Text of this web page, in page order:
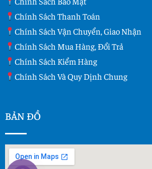
Chính Sách Thanh Toán
Chính Sách Vận Chuyển, Giao Nhận
Chính Sách Mua Hàng, Đổi Trả
Chính Sách Kiểm Hàng
Chính Sách Và Quy Dịnh Chung
BẢN ĐỒ